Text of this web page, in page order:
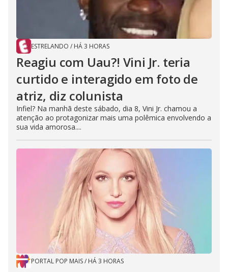
ESTRELANDO / HÁ 3 HORAS
Reagiu com Uau?! Vini Jr. teria
curtido e interagido em foto de
atriz, diz colunista
Infiel? Na manhã deste sábado, dia 8, Vini Jr. chamou a
atenção ao protagonizar mais uma polêmica envolvendo a
sua vida amorosa....
PORTAL POP MAIS/ HÁ 3 HORAS